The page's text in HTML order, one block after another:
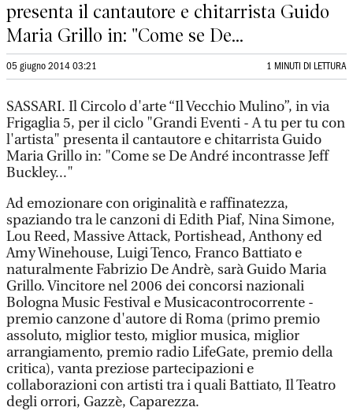
presenta il cantautore e chitarrista Guido
Maria Grillo in: "Come se De...
05 giugno 2014 03:21 1 MINUTI DI LETTURA
SASSARI. Il Circolo d'arte “Il Vecchio Mulino”, in via
Frigaglia 5, per il ciclo "Grandi Eventi - A tu per tu con
l'artista" presenta il cantautore e chitarrista Guido
Maria Grillo in: "Come se De André incontrasse Jeff
Buckley..."
Ad emozionare con originalità e raffinatezza,
spaziando tra le canzoni di Edith Piaf, Nina Simone,
Lou Reed, Massive Attack, Portishead, Anthony ed
Amy Winehouse, Luigi Tenco, Franco Battiato e
naturalmente Fabrizio De Andrè, sarà Guido Maria
Grillo. Vincitore nel 2006 dei concorsi nazionali
Bologna Music Festival e Musicacontrocorrente -
premio canzone d'autore di Roma (primo premio
assoluto, miglior testo, miglior musica, miglior
arrangiamento, premio radio LifeGate, premio della
critica), vanta preziose partecipazioni e
collaborazioni con artisti tra i quali Battiato, Il Teatro
degli orrori, Gazzè, Caparezza.